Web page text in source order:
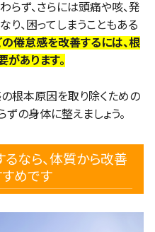
ず、さらには頭痛や咳、発
、困ってしまうこともある
倦怠感を改善するには、根
あります。
根本原因を取り除くための
の身体に整えましょう。
なら、体質から改善
めです